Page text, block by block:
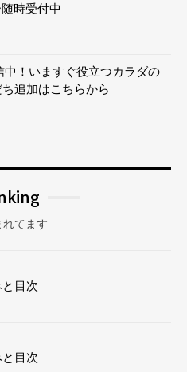
時受付中
中！いますぐ役立つカラダの
追加はこちらから
れてます
目次
目次